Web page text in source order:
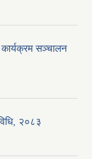
कार्यक्रम सञ्चालन
२०८३